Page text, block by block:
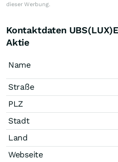
dieser Werbung.
Kontaktdaten
Aktie
Name
Straße
PLZ
Stadt
Land
Webseite